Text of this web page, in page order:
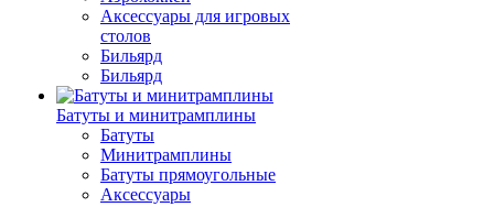
Аксессуары для игровых
столов
Бильяpд
Бильяpд
Батуты и минитрамплины
Батуты
Минитрамплины
Батуты прямоугольные
Аксессуары